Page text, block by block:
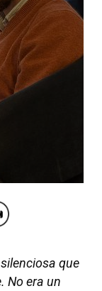
que
No era un